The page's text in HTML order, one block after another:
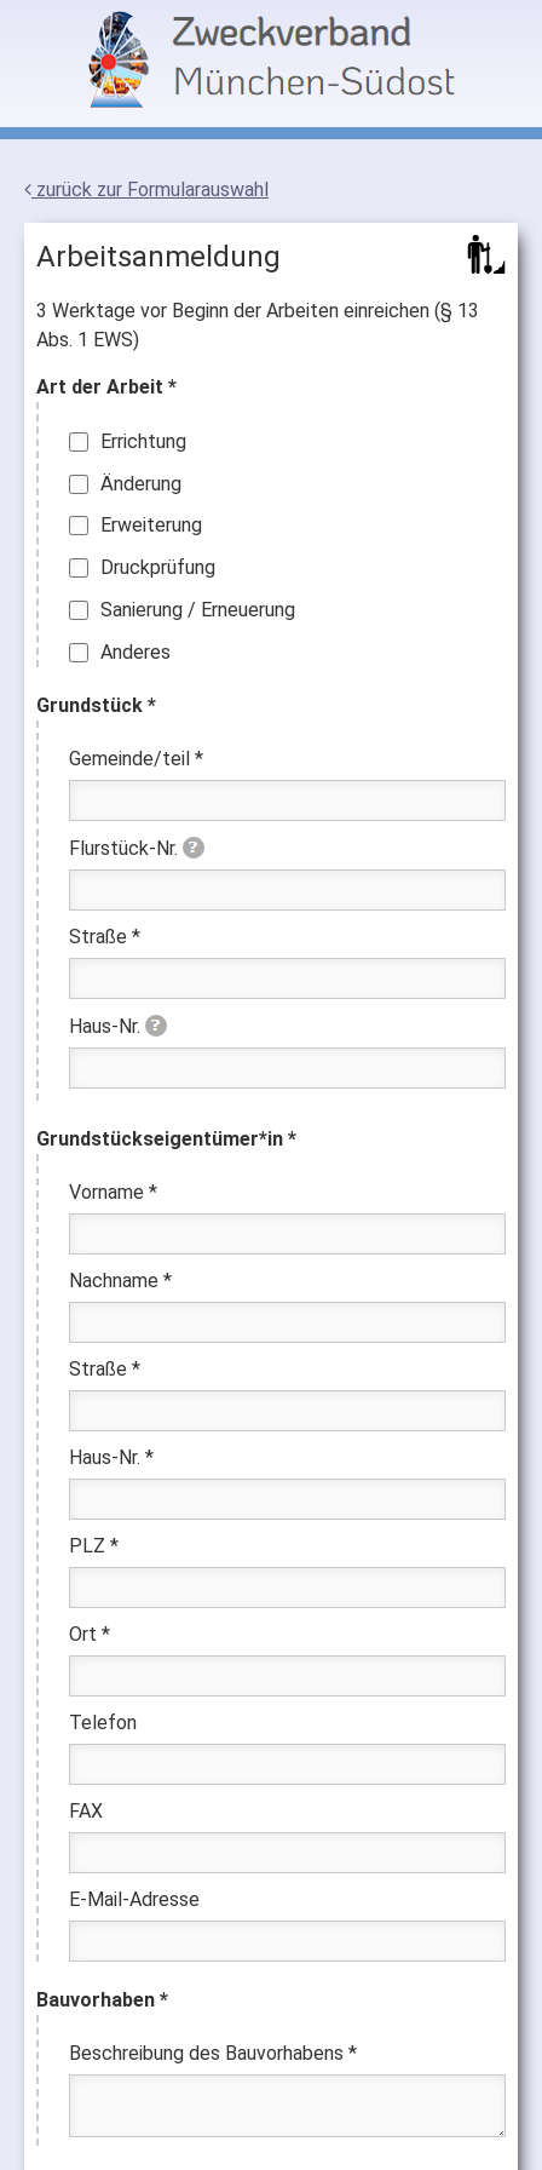
zurück zur Formularauswahl
Arbeitsanmeldung
3 Werktage vor Beginn der Arbeiten einreichen (§ 13
Abs. 1 EWS)
Art der Arbeit *
Errichtung
Änderung
Erweiterung
Druckprüfung
Sanierung / Erneuerung
Anderes
Grundstück *
Gemeinde/teil *
Flurstück-Nr.
Straße *
Haus-Nr.
Grundstückseigentümer*in *
Vorname *
Nachname *
Straße *
Haus-Nr. *
PLZ *
Ort *
Telefon
FAX
E-Mail-Adresse
Bauvorhaben *
Beschreibung des Bauvorhabens *